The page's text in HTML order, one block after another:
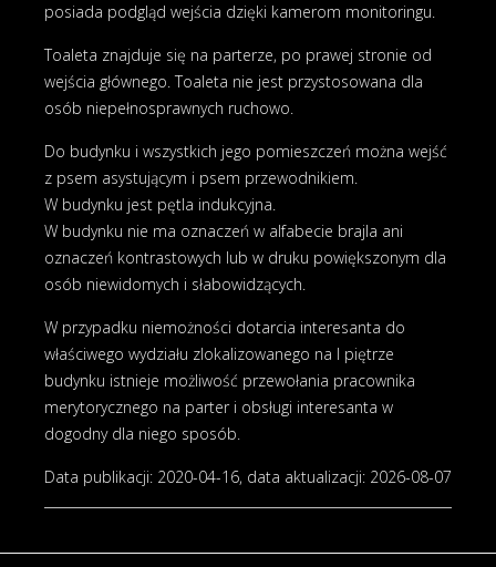
posiada podgląd wejścia dzięki kamerom monitoringu.
Toaleta znajduje się na parterze, po prawej stronie od
wejścia głównego. Toaleta nie jest przystosowana dla
osób niepełnosprawnych ruchowo.
Do budynku i wszystkich jego pomieszczeń można wejść
z psem asystującym i psem przewodnikiem.
W budynku jest pętla indukcyjna.
W budynku nie ma oznaczeń w alfabecie brajla ani
oznaczeń kontrastowych lub w druku powiększonym dla
osób niewidomych i słabowidzących.
W przypadku niemożności dotarcia interesanta do
właściwego wydziału zlokalizowanego na I piętrze
budynku istnieje możliwość przewołania pracownika
merytorycznego na parter i obsługi interesanta w
dogodny dla niego sposób.
Data publikacji: 2020-04-16, data aktualizacji: 2026-08-07